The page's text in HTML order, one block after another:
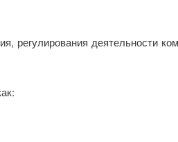
регулирования деятельности